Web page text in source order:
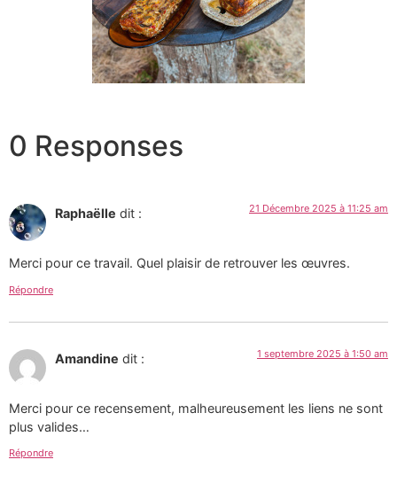
0 Responses
Raphaëlle dit : 21 Décembre 2025 à 11:25 am
Merci pour ce travail. Quel plaisir de retrouver les œuvres.
Répondre
Amandine dit : 1 septembre 2025 à 1:50 am
Merci pour ce recensement, malheureusement les liens ne sont
plus valides…
Répondre